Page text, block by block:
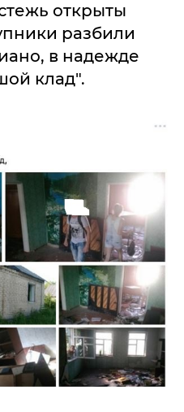
открыты
разбили
в надежде
клад".